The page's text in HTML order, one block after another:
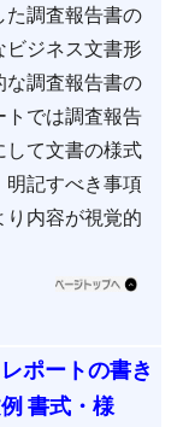
た調査報告書の
ビジネス文書形
な調査報告書の
トでは調査報告
して文書の様式
明記すべき事項
り内容が視覚的
ポートの書き
書式・様